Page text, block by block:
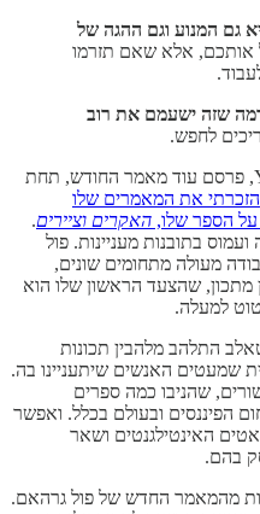
גם המנוע וגם ההגה של
אותכם, אלא שאם תזרמו
שזה ישעמם את רוב
לחפש.
פול גרהאם, המייסד של YCombinator, פרסם עוד מאמר החודש, תחת
הזכרתי את המאמרים שלו
הספר שלו, האקרים וציירים.
בתובנות מעניינות. פול
מעולה מתחומים שונים,
מתכון, שהצעד הראשון שלו הוא
למעלה.
התלהב מלהבין תכונות
שמעטים האנשים שיתעניינו בה.
שהניבו כמה ספרים
הפיננסים ובעולם בכלל. ואפשר
האינטילגנטים ושאר
בהם.
מהמאמר החדש של פול גרהאם.